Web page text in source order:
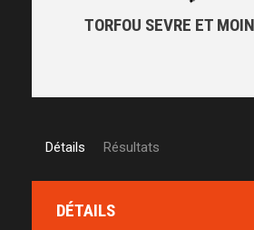
TORFOU SEVRE ET
Détails Résultats
DÉTAILS